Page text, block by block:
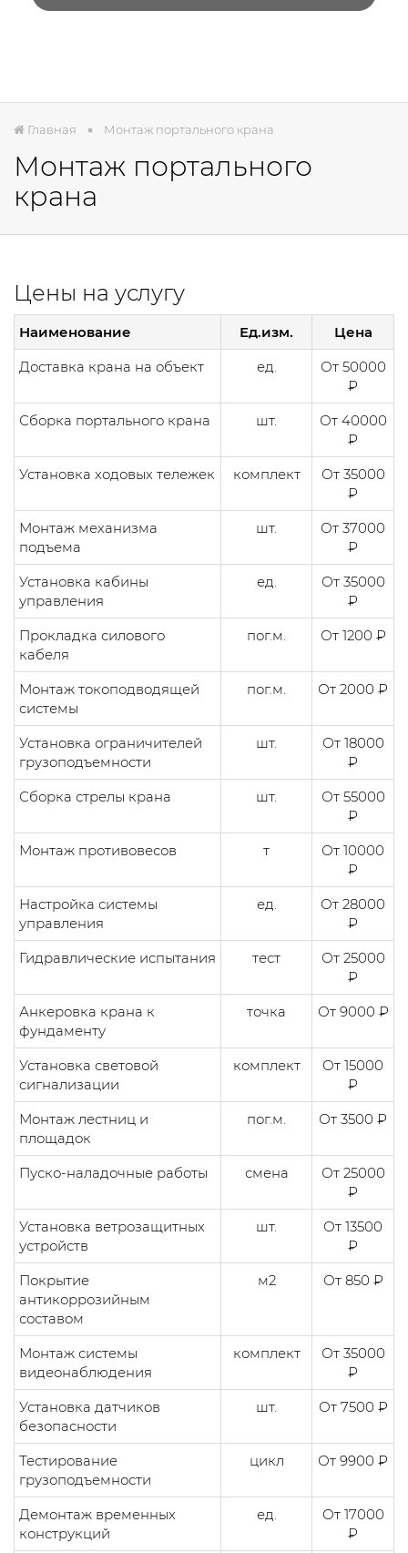
Главная Монтаж портального крана
Монтаж портального
крана
Цены на услугу
Наименование Ед.изм.
Цена
Доставка крана на объект
ед.
От 50000
₽
Сборка портального крана
шт.
От 40000
₽
Установка ходовых тележек
комплект
От 35000
₽
Монтаж механизма
подъема
шт.
От 37000
₽
Установка кабины
управления
ед.
От 35000
₽
Прокладка силового
кабеля
пог.м. От 1200 ₽
Монтаж токоподводящей
системы
пог.м. От 2000 ₽
Установка ограничителей
грузоподъемности
шт.
От 18000
₽
Сборка стрелы крана
шт.
От 55000
₽
Монтаж противовесов
т
От 10000
₽
Настройка системы
управления
ед.
От 28000
₽
Гидравлические испытания
тест
От 25000
₽
Анкеровка крана к
фундаменту
точка От 9000 ₽
Установка световой
сигнализации
комплект
От 15000
₽
Монтаж лестниц и
площадок
пог.м. От 3500 ₽
Пуско-наладочные работы смена
От 25000
₽
Установка ветрозащитных
устройств
шт.
От 13500
₽
Покрытие
антикоррозийным
составом
м2 От 850 ₽
Монтаж системы
видеонаблюдения
комплект
От 35000
₽
Установка датчиков
безопасности
шт. От 7500 ₽
Тестирование
грузоподъемности
цикл От 9900 ₽
Демонтаж временных
конструкций
ед.
От 17000
₽